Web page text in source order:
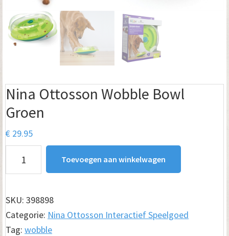
Nina Ottosson Wobble Bowl
Groen
€ 29.95
Ottosson
Bowl
Groen
aantal
Toevoegen aan winkelwagen
SKU: 398898
Categorie: Nina Ottosson Interactief Speelgoed
Tag: wobble